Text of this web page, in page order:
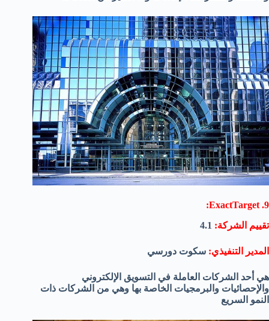
9. ExactTarget:
تقييم الشركة:
المدير التنفيذي: سكوت دورسي
هي أحد الشركات العاملة في التسويق الإلكتروني
والإحصائيات والبرمجيات الخاصة بها وهي من الشركات ذات
النمو السريع